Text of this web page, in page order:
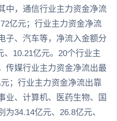
中，通信行业主力资金净流
亿元；行业主力资金净流
子、汽车等，净流入金额分
、10.21亿元。20个行业主
传媒行业主力资金净流出最
；行业主力资金净流出靠
业、计算机、医药生物、国
34.14亿元、26.8亿元、